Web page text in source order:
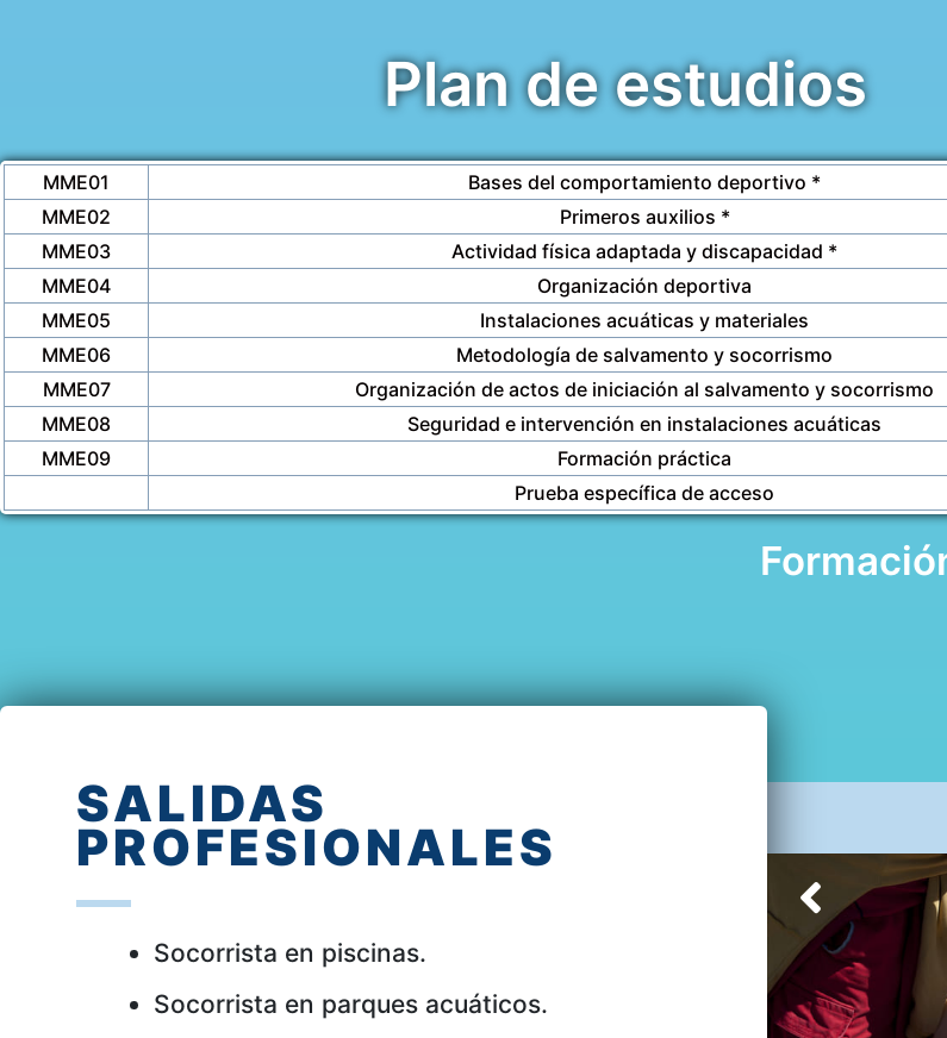
Plan de estudios
MME01 Bases del comportamiento deportivo *
MME02
Primeros auxilios *
MME03
Actividad física adaptada y discapacidad *
MME04
Organización deportiva
MME05
Instalaciones acuáticas y materiales
MME06
Metodología de salvamento y socorrismo
MME07
Organización de actos de iniciación al salvamento y socorrismo
MME08
Seguridad e intervención en instalaciones acuáticas
MME09
Formación práctica
Prueba específica de acceso
SALIDAS
PROFESIONALES
Socorrista en piscinas.
Socorrista en parques acuáticos.